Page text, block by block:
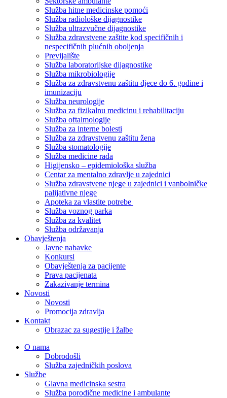
Služba hitne medicinske pomoći
Služba radiološke dijagnostike
Služba ultrazvučne dijagnostike
Služba zdravstvene zaštite kod specifičnih i
nespecifičnih plućnih oboljenja
Previjalište
Služba laboratorijske dijagnostike
Služba mikrobiologije
Služba za zdravstvenu zaštitu djece do 6. godine i
imunizaciju
Služba neurologije
Služba za fizikalnu medicinu i rehabilitaciju
Služba oftalmologije
Služba za interne bolesti
Služba za zdravstvenu zaštitu žena
Služba stomatologije
Služba medicine rada
Higijensko – epidemiološka služba
Centar za mentalno zdravlje u zajednici
Služba zdravstvene njege u zajednici i vanbolničke
palijativne njege
Apoteka za vlastite potrebe
Služba voznog parka
Služba za kvalitet
Služba održavanja
Obavještenja
Javne nabavke
Konkursi
Obavještenja za pacijente
Prava pacijenata
Zakazivanje termina
Novosti
Novosti
Promocija zdravlja
Kontakt
Obrazac za sugestije i žalbe
O nama
Dobrodošli
Služba zajedničkih poslova
Službe
Glavna medicinska sestra
Služba porodične medicine i ambulante